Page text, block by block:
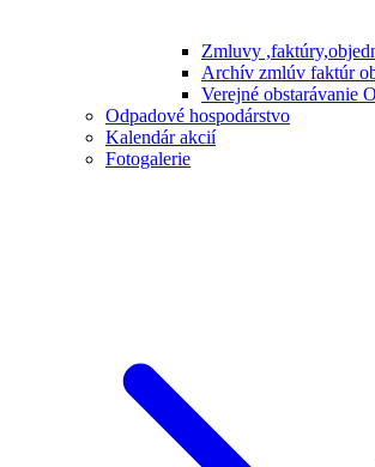
Zmluvy
Archív zmlúv faktúr
Verejné obstarávanie
Odpadové hospodárstvo
Kalendár akcií
Fotogalerie